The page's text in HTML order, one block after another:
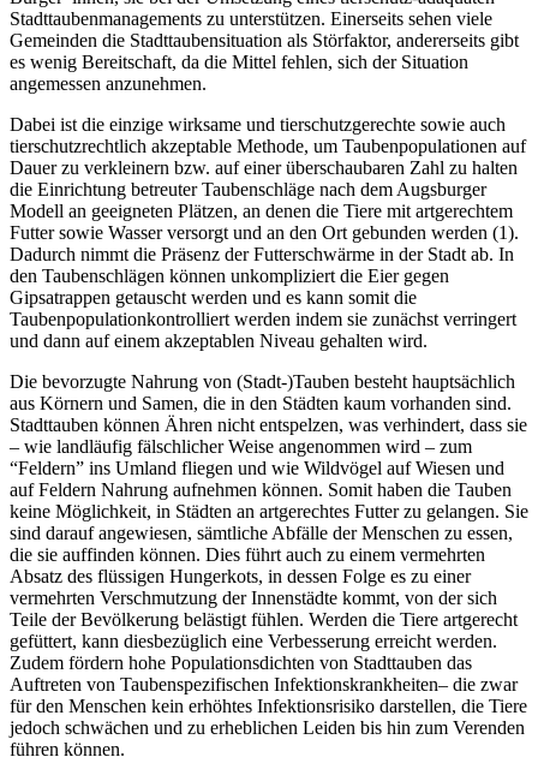
Stadttaubenmanagements zu unterstützen. Einerseits sehen viele
Gemeinden die Stadttaubensituation als Störfaktor, andererseits gibt
es wenig Bereitschaft, da die Mittel fehlen, sich der Situation
angemessen anzunehmen.
Dabei ist die einzige wirksame und tierschutzgerechte sowie auch
tierschutzrechtlich akzeptable Methode, um Taubenpopulationen auf
Dauer zu verkleinern bzw. auf einer überschaubaren Zahl zu halten
die Einrichtung betreuter Taubenschläge nach dem Augsburger
Modell an geeigneten Plätzen, an denen die Tiere mit artgerechtem
Futter sowie Wasser versorgt und an den Ort gebunden werden (1).
Dadurch nimmt die Präsenz der Futterschwärme in der Stadt ab. In
den Taubenschlägen können unkompliziert die Eier gegen
Gipsatrappen getauscht werden und es kann somit die
Taubenpopulationkontrolliert werden indem sie zunächst verringert
und dann auf einem akzeptablen Niveau gehalten wird.
Die bevorzugte Nahrung von (Stadt-)Tauben besteht hauptsächlich
aus Körnern und Samen, die in den Städten kaum vorhanden sind.
Stadttauben können Ähren nicht entspelzen, was verhindert, dass sie
– wie landläufig fälschlicher Weise angenommen wird – zum
“Feldern” ins Umland fliegen und wie Wildvögel auf Wiesen und
auf Feldern Nahrung aufnehmen können. Somit haben die Tauben
keine Möglichkeit, in Städten an artgerechtes Futter zu gelangen. Sie
sind darauf angewiesen, sämtliche Abfälle der Menschen zu essen,
die sie auffinden können. Dies führt auch zu einem vermehrten
Absatz des flüssigen Hungerkots, in dessen Folge es zu einer
vermehrten Verschmutzung der Innenstädte kommt, von der sich
Teile der Bevölkerung belästigt fühlen. Werden die Tiere artgerecht
gefüttert, kann diesbezüglich eine Verbesserung erreicht werden.
Zudem fördern hohe Populationsdichten von Stadttauben das
Auftreten von Taubenspezifischen Infektionskrankheiten– die zwar
für den Menschen kein erhöhtes Infektionsrisiko darstellen, die Tiere
jedoch schwächen und zu erheblichen Leiden bis hin zum Verenden
führen können.